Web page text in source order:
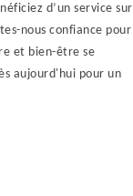
d’un service sur
nous confiance pour
et bien-être se
aujourd'hui pour un